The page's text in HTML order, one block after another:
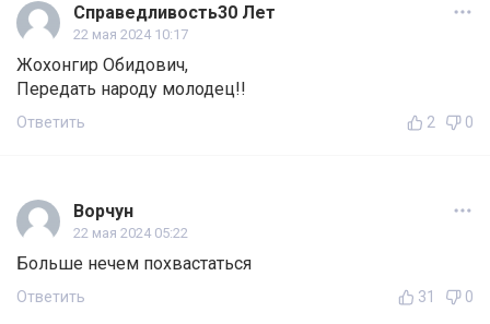
Справедливость30 Лет
22 мая 2024 10:17
Жохонгир Обидович,
Передать народу молодец!!
Ответить 2 0
Ворчун
22 мая 2024 05:22
Больше нечем похвастаться
Ответить 31 0